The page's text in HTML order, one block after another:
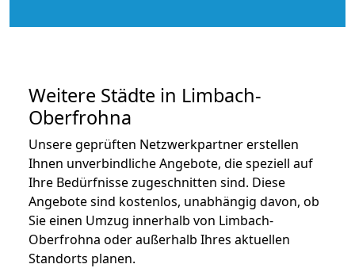
Weitere Städte in Limbach-
Oberfrohna
Unsere geprüften Netzwerkpartner erstellen
Ihnen unverbindliche Angebote, die speziell auf
Ihre Bedürfnisse zugeschnitten sind. Diese
Angebote sind kostenlos, unabhängig davon, ob
Sie einen Umzug innerhalb von Limbach-
Oberfrohna oder außerhalb Ihres aktuellen
Standorts planen.